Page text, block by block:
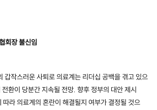
회장 불신임
갑작스러운 사퇴로 의료계는 리더십 공백을 겪고 있으
환이 당분간 지속될 전망. 향후 정부의 대안 제시
따라 의료계의 혼란이 해결될지 여부가 결정될 것으